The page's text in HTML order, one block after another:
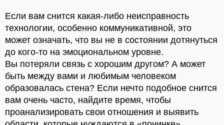
Если вам снится какая-либо неисправность
технологии, особенно коммуникативной, это
может означать, что вы не в состоянии дотянуться
до кого-то на эмоциональном уровне.
Вы потеряли связь с хорошим другом? А может
быть между вами и любимым человеком
образовалась стена? Если нечто подобное снится
вам очень часто, найдите время, чтобы
проанализировать свои отношения и выявить